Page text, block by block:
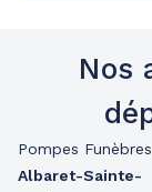
Nos
Pompes Funèbres
Albaret-Sainte-